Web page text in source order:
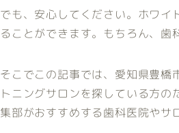
でも、安心してください。ホワ
ることができます。もちろん、歯
そこでこの記事では、愛知県豊橋
トニングサロンを探している方
集部がおすすめする歯科医院やサ